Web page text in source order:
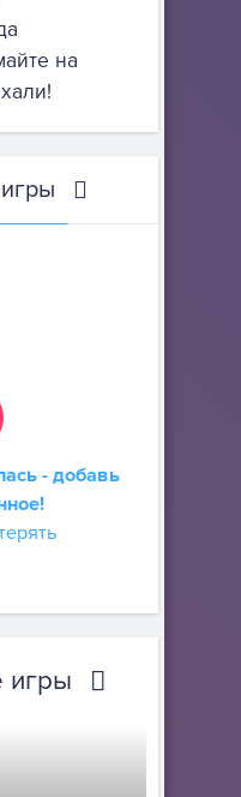
на
- добавь
игры